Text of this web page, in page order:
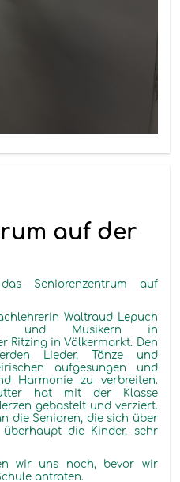
auf der
Seniorenzentrum auf
Waltraud Lepuch
und Musikern in
Ritzing in Völkermarkt. Den
Lieder, Tänze und
aufgesungen und
Harmonie zu verbreiten.
hat mit der Klasse
gebastelt und verziert.
die Senioren, die sich über
die Kinder, sehr
wir uns noch, bevor wir
antraten.